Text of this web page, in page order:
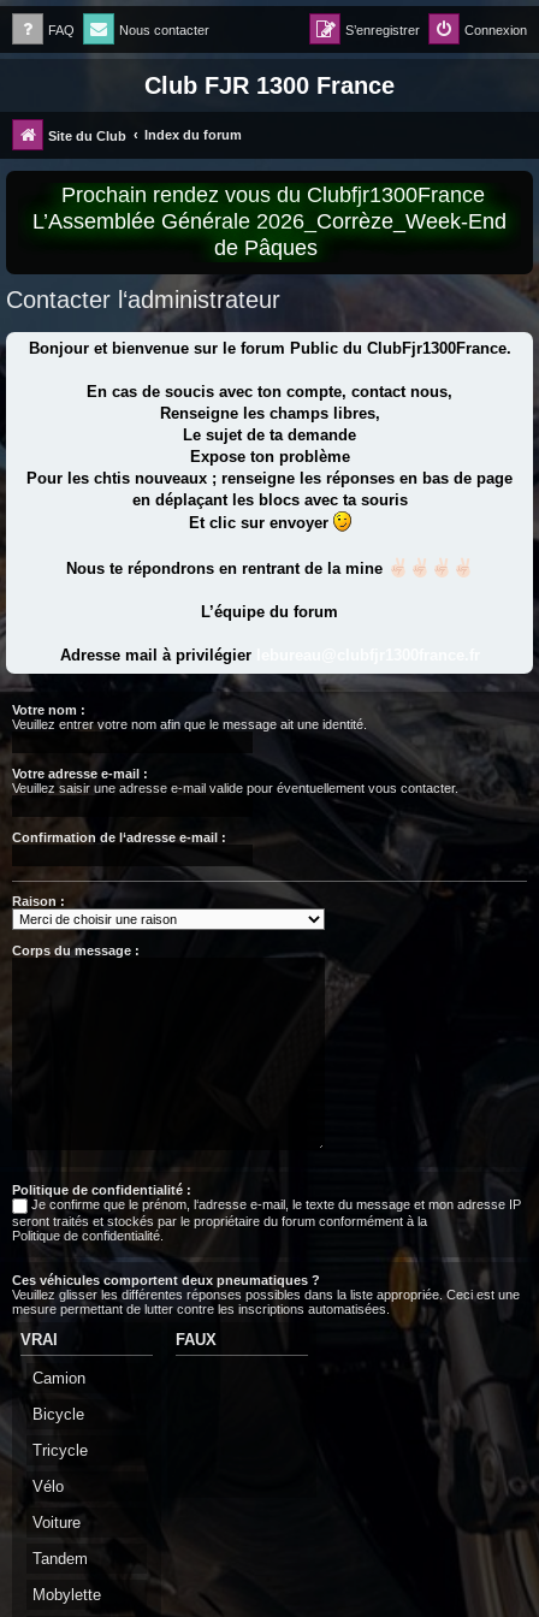
FAQ Nous contacter Connexion
S’enregistrer
Club FJR 1300 France
Site du Club Index du forum
Prochain rendez vous du Clubfjr1300France
L’Assemblée Générale 2026_Corrèze_Week-End
de Pâques
Contacter l‘administrateur
Bonjour et bienvenue sur le forum Public du ClubFjr1300France.
En cas de soucis avec ton compte, contact nous,
Renseigne les champs libres,
Le sujet de ta demande
Expose ton problème
Pour les chtis nouveaux ; renseigne les réponses en bas de page
en déplaçant les blocs avec ta souris
Et clic sur envoyer
Nous te répondrons en rentrant de la mine
L’équipe du forum
Adresse mail à privilégier
Votre nom :
Veuillez entrer votre nom afin que le message ait une identité.
Votre adresse e-mail :
Veuillez saisir une adresse e-mail valide pour éventuellement vous contacter.
Confirmation de l‘adresse e-mail :
Raison :
Corps du message :
Politique de confidentialité :
Je confirme que le prénom, l‘adresse e-mail, le texte du message et mon adresse IP
seront traités et stockés par le propriétaire du forum conformément à la
Politique de confidentialité
Ces véhicules comportent deux pneumatiques ?
Veuillez glisser les différentes réponses possibles dans la liste appropriée. Ceci est une
mesure permettant de lutter contre les inscriptions automatisées.
VRAI
Camion
Bicycle
Tricycle
Vélo
Voiture
Tandem
Mobylette
FAUX